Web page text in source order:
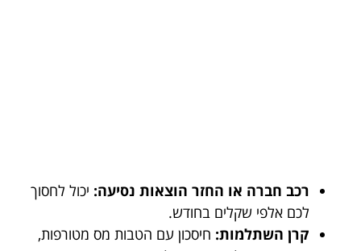
רכב חברה או החזר הוצאות נסיעה: יכול לחסוך
לכם אלפי שקלים בחודש.
קרן השתלמות: חיסכון עם הטבות מס מטורפות,